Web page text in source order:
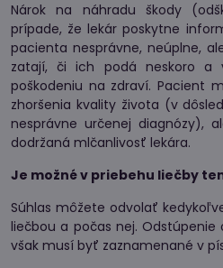
Nárok na náhradu škody
prípade, že lekár poskytne
pacienta nesprávne, neúplne,
zatají, či ich podá neskoro a
poškodeniu na zdraví. Pacient
zhoršenia kvality života (v
nesprávne určenej diagnózy),
dodržaná mlčanlivosť lekára.
Je možné v priebehu liečby
Súhlas môžete odvolať
liečbou a počas nej.
však musí byť zaznamenané v